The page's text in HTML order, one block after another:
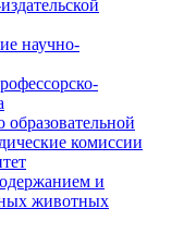
научно-
комиссии
и
животных